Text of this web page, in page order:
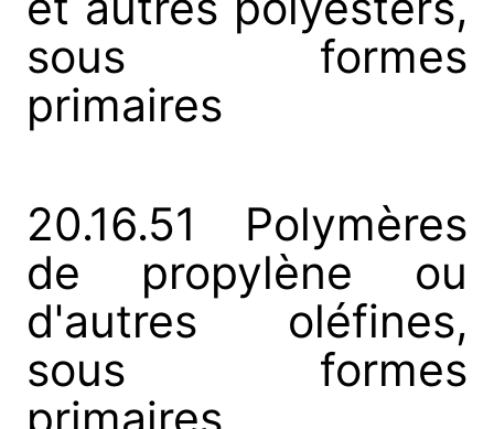
sous formes
primaires
20.16.51 Polymères
de propylène ou
d'autres oléfines,
sous formes
primaires